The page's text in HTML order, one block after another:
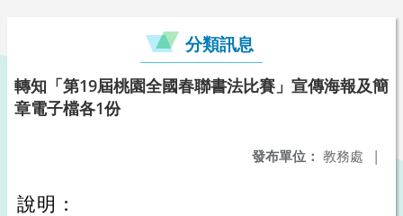
分類訊息
轉知「第19屆桃園全國春聯書法比賽」宣傳海報及簡
章電子檔各1份
發布單位： 教務處 |
說明：